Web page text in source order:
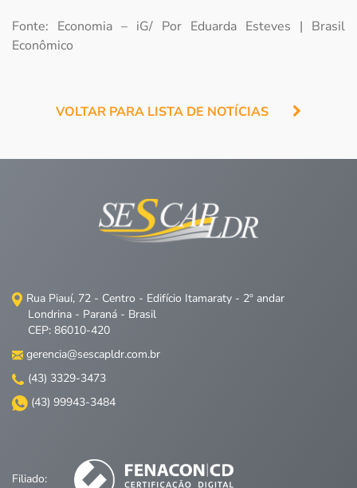
Fonte: Economia – iG/ Por Eduarda Esteves | Brasil
Econômico
VOLTAR PARA LISTA DE NOTÍCIAS
Rua Piauí, 72 - Centro - Edifício Itamaraty - 2º andar
Londrina - Paraná - Brasil
CEP: 86010-420
gerencia@sescapldr.com.br
(43) 3329-3473
(43) 99943-3484
Filiado: